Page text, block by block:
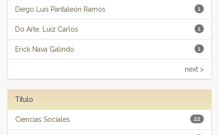
1
Diego Luis Pantaleón Ramos
1
Do Arte, Luiz Carlos
1
Erick Nava Galindo
next >
Título
22
Ciencias Sociales